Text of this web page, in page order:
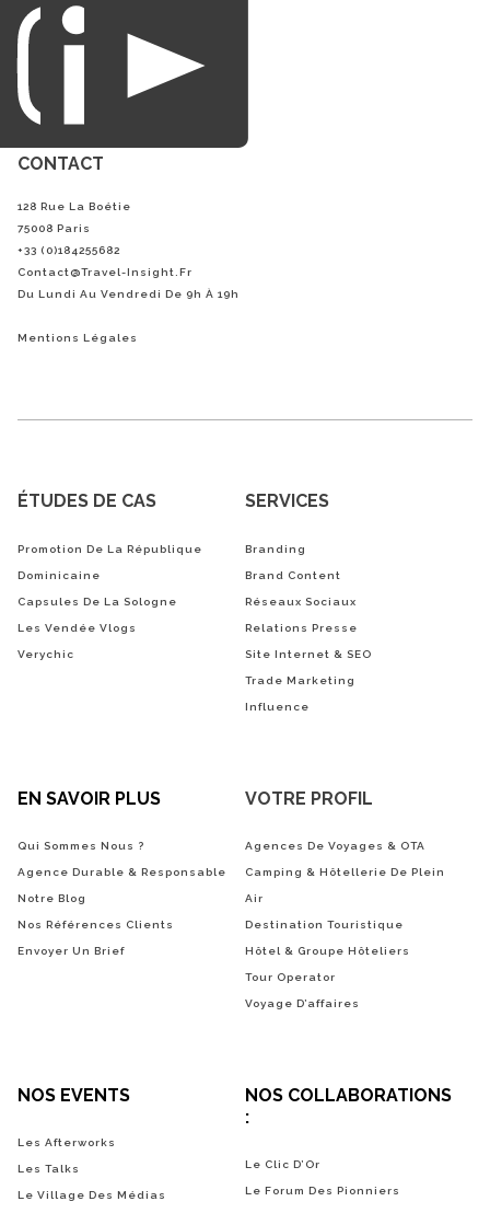
du loisirs.
CONTACT
128 Rue La Boétie
75008 Paris
+33 (0)184255682
Contact@Travel-Insight.fr
Du Lundi Au Vendredi De 9h À 19h
Mentions Légales
ÉTUDES DE CAS
Promotion De La République
Dominicaine
Capsules De La Sologne
Les Vendée Vlogs
Verychic
SERVICES
Branding
Brand Content
Réseaux Sociaux
Relations Presse
Site Internet & SEO
Trade Marketing
Influence
EN SAVOIR PLUS
Qui Sommes Nous ?
Agence Durable & Responsable
Notre Blog
Nos Références Clients
Envoyer Un Brief
VOTRE PROFIL
Agences De Voyages & OTA
Camping & Hôtellerie De Plein
Air
Destination Touristique
Hôtel & Groupe Hôteliers
Tour Operator
Voyage D’affaires
NOS EVENTS
Les Afterworks
Les Talks
Le Village Des Médias
NOS COLLABORATIONS
:
Le Clic D’Or
Le Forum Des Pionniers